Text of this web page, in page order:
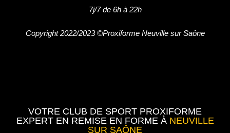
7j/7 de 6h à 22h
Copyright 2022/2023 ©Proxiforme Neuville sur Saône
VOTRE CLUB DE SPORT PROXIFORME
EXPERT EN REMISE EN FORME À NEUVILLE
SUR SAÔNE